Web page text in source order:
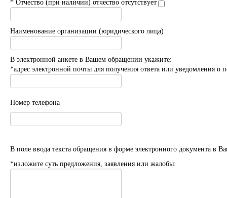
* Отчество (при наличии) отчество отсутствует
Наименование организации (юридического лица)
В электронной анкете в Вашем обращении укажите:
*адрес электронной почты для получения ответа или уведомления о
Номер телефона
В поле ввода текста обращения в форме электронного документа в
*изложите суть предложения, заявления или жалобы: